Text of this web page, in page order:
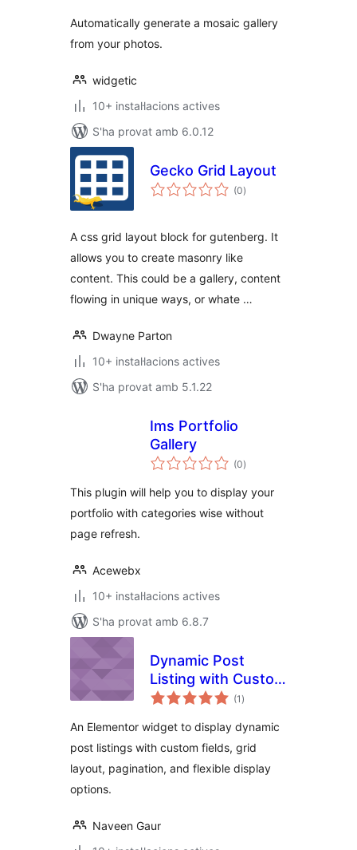
Automatically generate a mosaic gallery
from your photos.
widgetic
10+ instal·lacions actives
S'ha provat amb 6.0.12
Gecko Grid Layout
(0puntuacions
totals
)
A css grid layout block for gutenberg. It
allows you to create masonry like
content. This could be a gallery, content
flowing in unique ways, or whate …
Dwayne Parton
10+ instal·lacions actives
S'ha provat amb 5.1.22
Ims Portfolio
Gallery
(0puntuacions
totals
)
This plugin will help you to display your
portfolio with categories wise without
page refresh.
Acewebx
10+ instal·lacions actives
S'ha provat amb 6.8.7
Dynamic Post
Listing with Custom
Field
(1 puntuacions
totals
)
An Elementor widget to display dynamic
post listings with custom fields, grid
layout, pagination, and flexible display
options.
Naveen Gaur